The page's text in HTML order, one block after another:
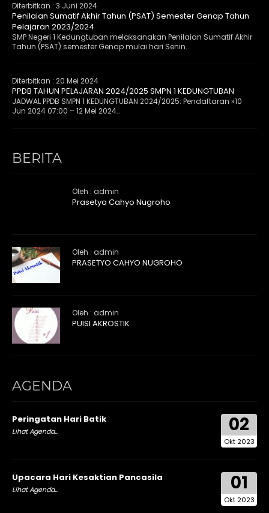
Diterbitkan : 3 Juni 2024
Penilaian Sumatif Akhir Tahun (PSAT) Semester Genap Tahun
Pelajaran 2023/2024
SMP Negeri 1 Kedungtuban melaksanakan Penilaian Sumatif Akhir
Tahun (PSAT) semester Genap mulai hari Senin..
Diterbitkan : 20 Mei 2024
PPDB TAHUN PELAJARAN 2024/2025 SMPN 1 KEDUNGTUBAN
JADWAL PPDB SMPN 1 KEDUNGTUBAN 2024/2025: Pendaftaran »10
Jun 2024 07:00 – 12 Mei 2024..
BERITA
Oleh : admin
Prasetya Cahyo Nugroho
Oleh : admin
PRASETYO CAHYO NUGROHO
Oleh : admin
PUISI AKROSTIK
AGENDA
02
Okt 2023
Peringatan Hari Batik
Lihat Agenda...
01
Okt 2023
Upacara Hari Kesaktian Pancasila
Lihat Agenda...